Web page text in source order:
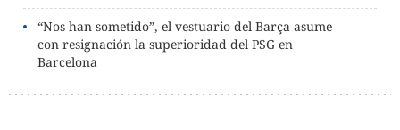
“Nos han sometido”, el vestuario del Barça asume
con resignación la superioridad del PSG en
Barcelona